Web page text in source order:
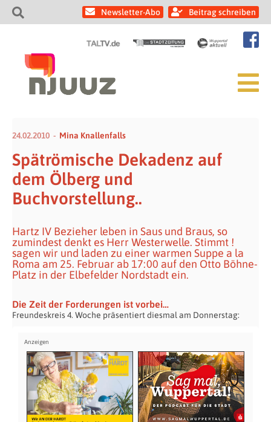
Newsletter-Abo Beitrag schreiben
24.02.2010 Mina Knallenfalls
Spätrömische Dekadenz auf
dem Ölberg und
Buchvorstellung..
Hartz IV Bezieher leben in Saus und Braus, so
zumindest denkt es Herr Westerwelle. Stimmt !
sagen wir und laden zu einer warmen Suppe a la
Roma am 25. Februar ab 17:00 auf den Otto Böhne-
Platz in der Elbefelder Nordstadt ein.
Die Zeit der Forderungen ist vorbei…
Freundeskreis 4. Woche präsentiert diesmal am Donnerstag: